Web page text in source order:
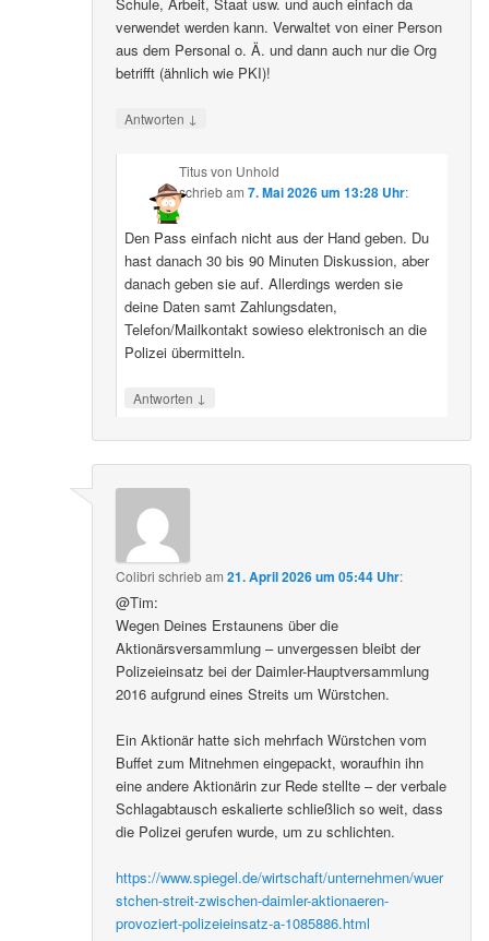
verwendet werden kann. Verwaltet von einer Person
aus dem Personal o. Ä. und dann auch nur die Org
betrifft (ähnlich wie PKI)!
Antworten ↓
Titus von Unhold
schriebam 7. Mai 2026 um 13:28 Uhr:
Den Pass einfach nicht aus der Hand geben. Du
hast danach 30 bis 90 Minuten Diskussion, aber
danach geben sie auf. Allerdings werden sie
deine Daten samt Zahlungsdaten,
Telefon/Mailkontakt sowieso elektronisch an die
Polizei übermitteln.
Antworten ↓
Colibri schriebam21. April 2026 um 05:44 Uhr:
@Tim:
Wegen Deines Erstaunens über die
Aktionärsversammlung – unvergessen bleibt der
Polizeieinsatz bei der Daimler-Hauptversammlung
2016 aufgrund eines Streits um Würstchen.
Ein Aktionär hatte sich mehrfach Würstchen vom
Buffet zum Mitnehmen eingepackt, woraufhin ihn
eine andere Aktionärin zur Rede stellte – der verbale
Schlagabtausch eskalierte schließlich so weit, dass
die Polizei gerufen wurde, um zu schlichten.
https://www.spiegel.de/wirtschaft/unternehmen/wuer
stchen-streit-zwischen-daimler-aktionaeren-
provoziert-polizeieinsatz-a-1085886.html